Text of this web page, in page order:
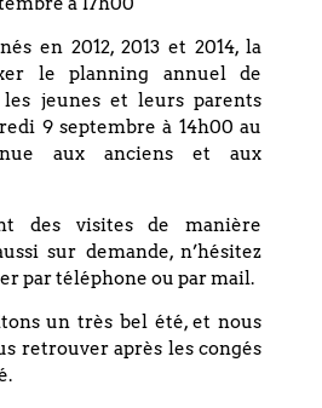
en 2012, 2013 et 2014, la
le planning annuel de
jeunes et leurs parents
9 septembre à 14h00 au
aux anciens et aux
des visites de manière
sur demande, n’hésitez
par téléphone ou par mail.
un très bel été, et nous
retrouver après les congés